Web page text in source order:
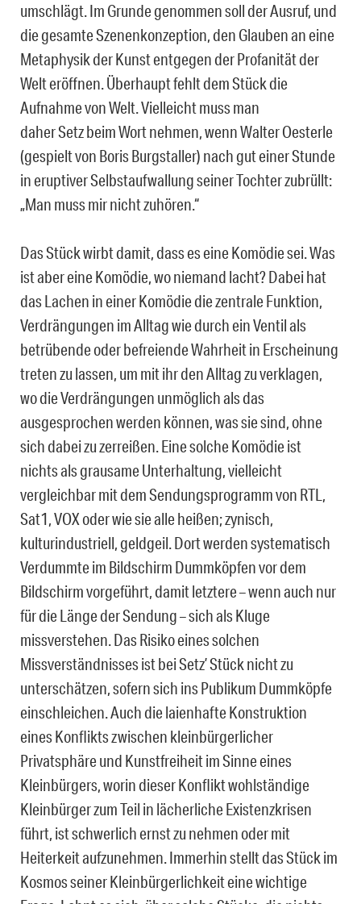
umschlägt. Im Grunde genommen soll der Ausruf, und
die gesamte Szenenkonzeption, den Glauben an eine
Metaphysik der Kunst entgegen der Profanität der
Welt eröffnen. Überhaupt fehlt dem Stück die
Aufnahme von Welt. Vielleicht muss man
daher Setz beim Wort nehmen, wenn Walter Oesterle
(gespielt von Boris Burgstaller) nach gut einer Stunde
in eruptiver Selbstaufwallung seiner Tochter zubrüllt:
„Man muss mir nicht zuhören.“
Das Stück wirbt damit, dass es eine Komödie sei. Was
ist aber eine Komödie, wo niemand lacht? Dabei hat
das Lachen in einer Komödie die zentrale Funktion,
Verdrängungen im Alltag wie durch ein Ventil als
betrübende oder befreiende Wahrheit in Erscheinung
treten zu lassen, um mit ihr den Alltag zu verklagen,
wo die Verdrängungen unmöglich als das
ausgesprochen werden können, was sie sind, ohne
sich dabei zu zerreißen. Eine solche Komödie ist
nichts als grausame Unterhaltung, vielleicht
vergleichbar mit dem Sendungsprogramm von RTL,
Sat1, VOX oder wie sie alle heißen; zynisch,
kulturindustriell, geldgeil. Dort werden systematisch
Verdummte im Bildschirm Dummköpfen vor dem
Bildschirm vorgeführt, damit letztere – wenn auch nur
für die Länge der Sendung – sich als Kluge
missverstehen. Das Risiko eines solchen
Missverständnisses ist bei Setz’ Stück nicht zu
unterschätzen, sofern sich ins Publikum Dummköpfe
einschleichen. Auch die laienhafte Konstruktion
eines Konflikts zwischen kleinbürgerlicher
Privatsphäre und Kunstfreiheit im Sinne eines
Kleinbürgers, worin dieser Konflikt wohlständige
Kleinbürger zum Teil in lächerliche Existenzkrisen
führt, ist schwerlich ernst zu nehmen oder mit
Heiterkeit aufzunehmen. Immerhin stellt das Stück im
Kosmos seiner Kleinbürgerlichkeit eine wichtige